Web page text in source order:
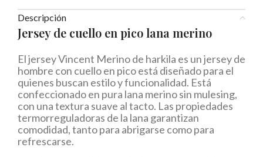
Descripción
Jersey de cuello en pico lana merino
El jersey Vincent Merino de harkila es un jersey de
hombre con cuello en pico está diseñado para el
quienes buscan estilo y funcionalidad. Está
confeccionado en pura lana merino sin mulesing,
con una textura suave al tacto. Las propiedades
termorreguladoras de la lana garantizan
comodidad, tanto para abrigarse como para
refrescarse.